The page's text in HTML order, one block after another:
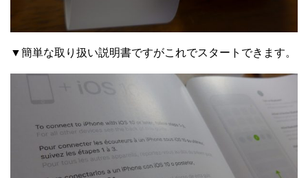
▼簡単な取り扱い説明書ですがこれでスタートできます。